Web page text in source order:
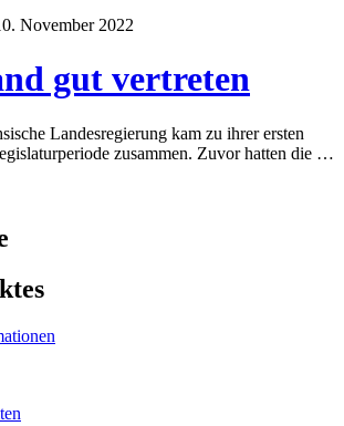
November 2022
gut vertreten
Landesregierung kam zu ihrer ersten
zusammen. Zuvor hatten die …